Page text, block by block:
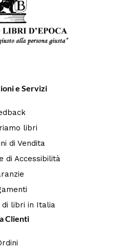
e Servizi
libri
di Vendita
di Accessibilità
di libri in Italia
Clienti